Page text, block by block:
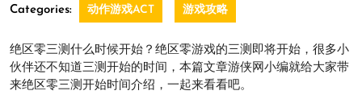
Categories: 动作游戏ACT 游戏攻略
绝区零三测什么时候开始？绝区零游戏的三测即将开始，很多小
伙伴还不知道三测开始的时间，本篇文章游侠网小编就给大家带
来绝区零三测开始时间介绍，一起来看看吧。